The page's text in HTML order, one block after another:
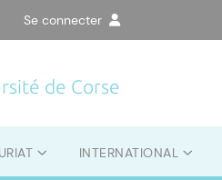
Se connecter
de Corse
INTERNATIONAL